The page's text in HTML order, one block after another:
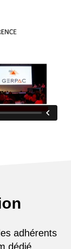
adhérents
dédié